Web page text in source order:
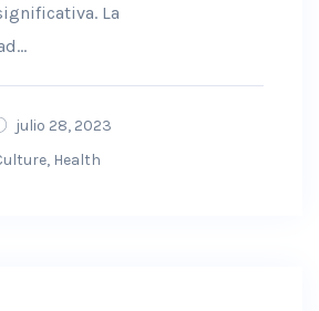
La
julio 28, 2023
, Health